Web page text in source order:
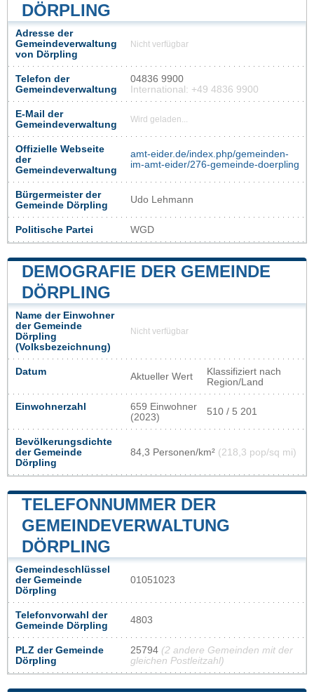
DÖRPLING
Adresse der
Gemeindeverwaltung
von Dörpling
Nicht verfügbar
Telefon der
Gemeindeverwaltung
04836 9900
International: +49 4836 9900
E-Mail der
Gemeindeverwaltung
Wird geladen...
Offizielle Webseite
der
Gemeindeverwaltung
amt-eider.de/index.php/gemeinden-
im-amt-eider/276-gemeinde-doerpling
Bürgermeister der
Gemeinde Dörpling
Udo Lehmann
Politische Partei WGD
DEMOGRAFIE DER GEMEINDE
DÖRPLING
Name der Einwohner
der Gemeinde
Dörpling
(Volksbezeichnung)
Nicht verfügbar
Datum Aktueller Wert
Klassifiziert nach
Region/Land
Einwohnerzahl
659 Einwohner
(2023)
510 / 5 201
Bevölkerungsdichte
der Gemeinde
Dörpling
84,3 Personen/km² (218,3 pop/sq mi)
TELEFONNUMMER DER
GEMEINDEVERWALTUNG
DÖRPLING
Gemeindeschlüssel
der Gemeinde
Dörpling
01051023
Telefonvorwahl der
Gemeinde Dörpling
4803
PLZ der Gemeinde
Dörpling
25794 (2 andere Gemeinden mit der
gleichen Postleitzahl)